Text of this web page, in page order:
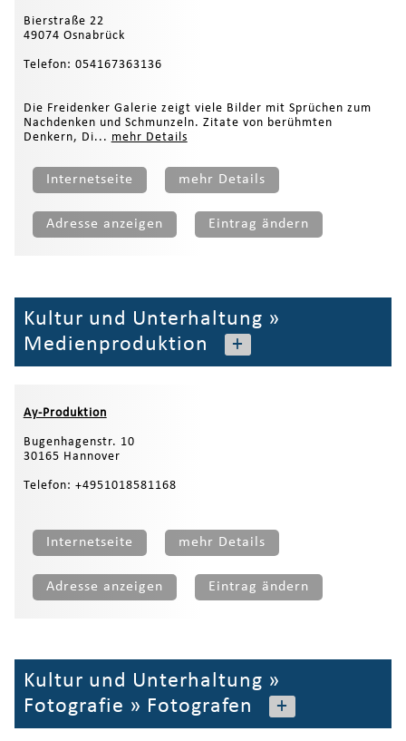
Bierstraße 22
49074 Osnabrück
Telefon: 054167363136
Die Freidenker Galerie zeigt viele Bilder mit Sprüchen zum
Nachdenken und Schmunzeln. Zitate von berühmten
Denkern, Di... mehr Details
Internetseite mehr Details
Adresse anzeigen Eintrag ändern
Kultur und Unterhaltung »
Medienproduktion
+
Ay-Produktion
Bugenhagenstr. 10
30165 Hannover
Telefon: +4951018581168
Internetseite mehr Details
Adresse anzeigen Eintrag ändern
Kultur und Unterhaltung »
Fotografie » Fotografen +